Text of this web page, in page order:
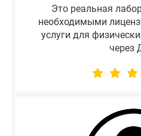
Это реальная
необходимыми
услуги для
через